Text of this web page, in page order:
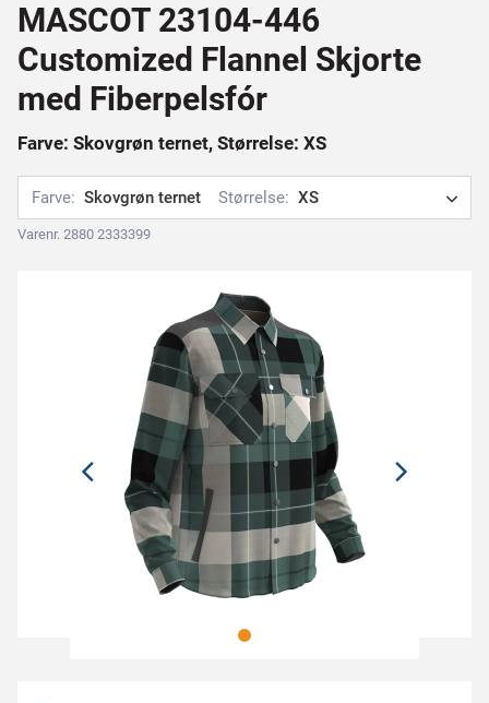
MASCOT 23104-446
Customized Flannel Skjorte
med Fiberpelsfór
Farve: Skovgrøn ternet, Størrelse: XS
Farve: Skovgrøn ternet Størrelse: XS
Varenr. 2880 2333399